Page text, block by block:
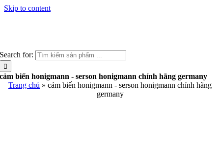
Skip to content
Search for:
cảm biến honigmann - serson honigmann chính hãng germany
Trang chủ » cảm biến honigmann - serson honigmann chính hãng
germany